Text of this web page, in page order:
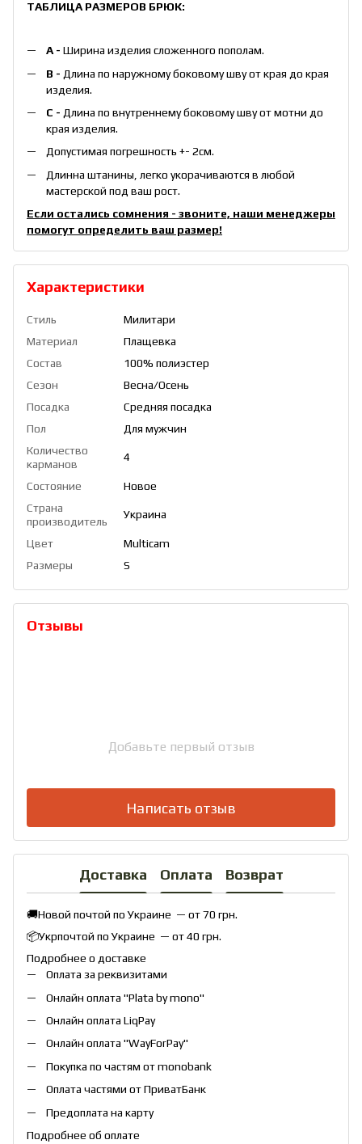
ТАБЛИЦА РАЗМЕРОВ БРЮК:
А - Ширина изделия сложенного пополам.
B - Длина по наружному боковому шву от края до края
изделия.
С - Длина по внутреннему боковому шву от мотни до
края изделия.
Допустимая погрешность +- 2см.
Длинна штанины, легко укорачиваются в любой
мастерской под ваш рост.
Если остались сомнения - звоните, наши менеджеры
помогут определить ваш размер!
Характеристики
Стиль
Милитари
Материал
Плащевка
Состав
100% полиэстер
Сезон
Весна/Осень
Посадка
Средняя посадка
Пол
Для мужчин
Количество
карманов
4
Состояние
Новое
Страна
производитель
Украина
Цвет
Multicam
Размеры
S
Отзывы
Добавьте первый отзыв
Написать отзыв
Доставка Оплата Возврат
🚚Новой почтой по Украине — от 70 грн.
📦Укрпочтой по Украине — от 40 грн.
Подробнее о доставке
Оплата за реквизитами
Онлайн оплата "Plata by mono"
Онлайн оплата LiqPay
Онлайн оплата "WayForPay"
Покупка по частям от monobank
Оплата частями от ПриватБанк
Предоплата на карту
Подробнее об оплате